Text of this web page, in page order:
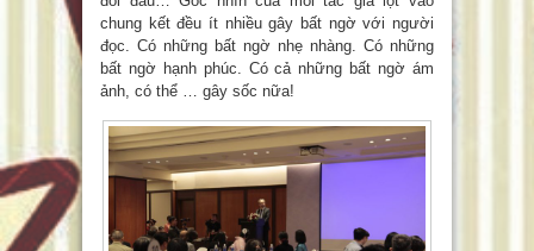
chung kết đều ít nhiều gây bất ngờ với người
đọc. Có những bất ngờ nhẹ nhàng. Có những
bất ngờ hạnh phúc. Có cả những bất ngờ ám
ảnh, có thể … gây sốc nữa!